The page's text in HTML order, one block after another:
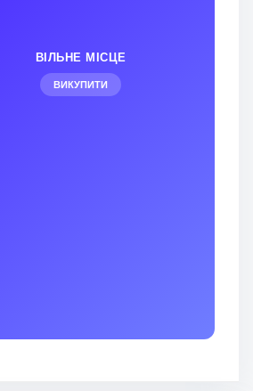
ВІЛЬНЕ МІСЦЕ
ВИКУПИТИ